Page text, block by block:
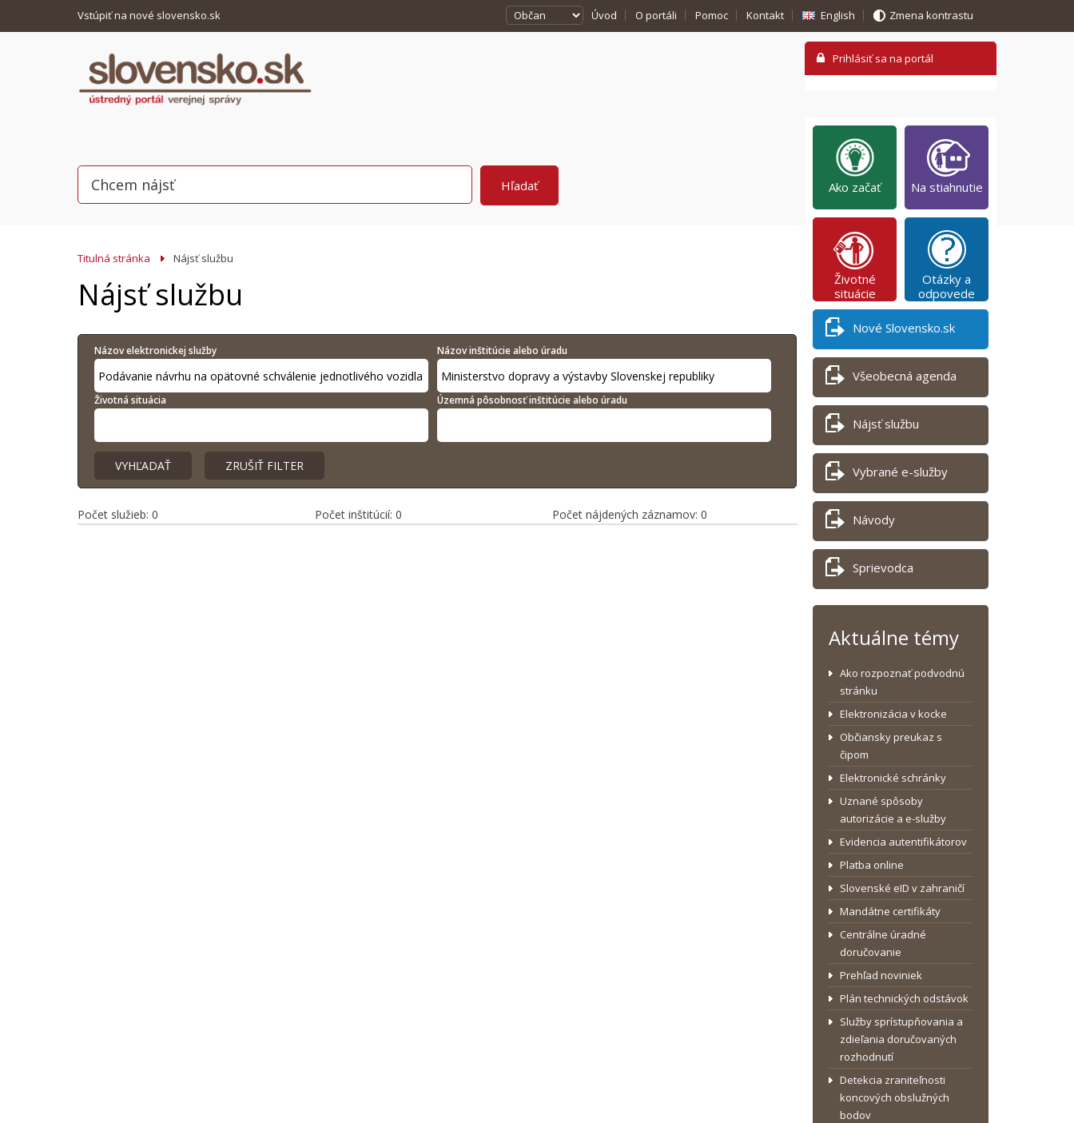
Vstúpiť na nové slovensko.sk Úvod O portáli Pomoc Kontakt English Zmena kontrastu
Titulná stránka Nájsť službu
Nájsť službu
Názov elektronickej služby Názov inštitúcie alebo úradu
Životná situácia Územná pôsobnosť inštitúcie alebo úradu
Počet služieb: 0 Počet inštitúcií: 0 Počet nájdených záznamov: 0
Ako začať Na stiahnutie
Životné
situácie
Otázky a
odpovede
Nové Slovensko.sk
Všeobecná agenda
Nájsť službu
Vybrané e-služby
Návody
Sprievodca
Aktuálne témy
Ako rozpoznať podvodnú
stránku
Elektronizácia v kocke
Občiansky preukaz s
čipom
Elektronické schránky
Uznané spôsoby
autorizácie a e-služby
Evidencia autentifikátorov
Platba online
Slovenské eID v zahraničí
Mandátne certifikáty
Centrálne úradné
doručovanie
Prehľad noviniek
Plán technických odstávok
Služby sprístupňovania a
zdieľania doručovaných
rozhodnutí
Detekcia zraniteľnosti
koncových obslužných
bodov